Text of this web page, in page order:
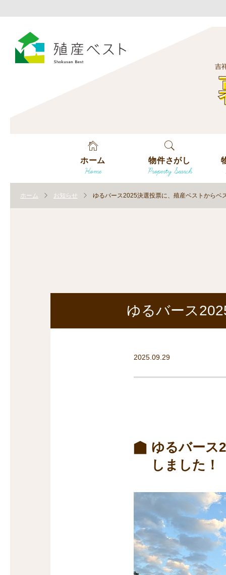
吉
ホーム
Home
物件さがし
Property Search
す
ホーム お知らせ ゆるバース2025決選投票に、殖産ベストからベ
ゆるバース
2025.09.29
ゆるバース
しました！